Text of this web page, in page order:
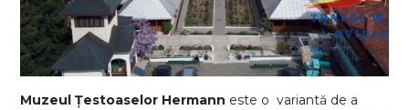
Muzeul Țestoaselor Hermann este o variantă de a